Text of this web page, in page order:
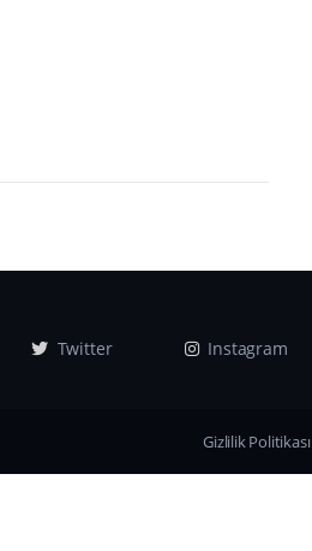
Twitter Instagram
Gizlilik Politikası